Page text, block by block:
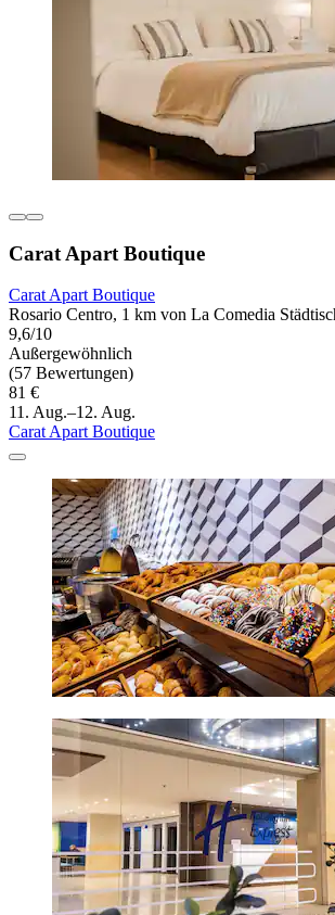
Carat Apart Boutique
Carat Apart Boutique
Rosario Centro, 1 km von La Comedia
9,6/10
Außergewöhnlich
(57 Bewertungen)
81 €
11. Aug.–12. Aug.
Carat Apart Boutique